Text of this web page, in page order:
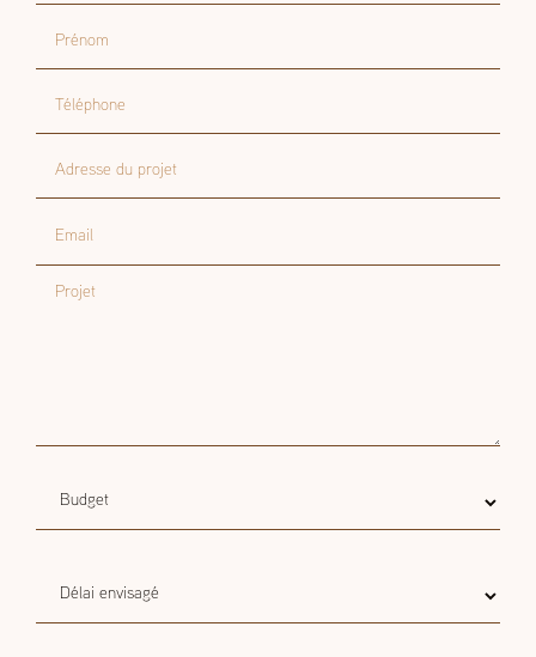
Prénom
Téléphone
Adresse du projet
Email
Projet
Budget
estimatif
Budget estimatif
Délai
envisagé
Délai envisagé